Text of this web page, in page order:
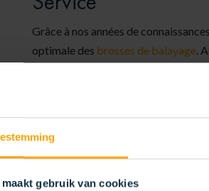
maakt gebruik van cookies
Grâce à nos années de
optimale des brosses de balayage.
Gestion des stocks : les stocks
brosses brosses Collecte des